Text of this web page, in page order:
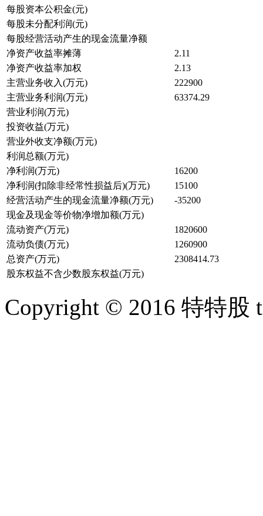
每股资本公积金(元)
每股未分配利润(元)
每股经营活动产生的现金流量净额
净资产收益率摊薄
2.11
净资产收益率加权
2.13
主营业务收入(万元)
222900
主营业务利润(万元)
63374.29
营业利润(万元)
投资收益(万元)
营业外收支净额(万元)
利润总额(万元)
净利润(万元)
16200
净利润(扣除非经常性损益后)(万元)
15100
经营活动产生的现金流量净额(万元)
-35200
现金及现金等价物净增加额(万元)
流动资产(万元)
1820600
流动负债(万元)
1260900
总资产(万元)
2308414.73
股东权益不含少数股东权益(万元)
Copyright © 2016 特特股